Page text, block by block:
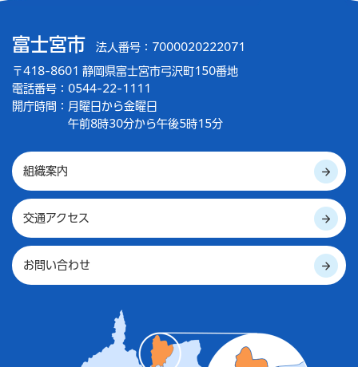
富士宮市 法人番号：7000020222071
〒418-8601 静岡県富士宮市弓沢町150番地
電話番号：0544-22-1111
開庁時間： 月曜日から金曜日
午前8時30分から午後5時15分
組織案内
交通アクセス
お問い合わせ